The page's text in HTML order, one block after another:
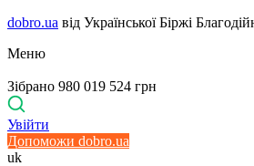
dobro.ua від Української Біржі
Меню
Зібрано 980 019 524 грн
Увійти
Допоможи dobro.ua
uk